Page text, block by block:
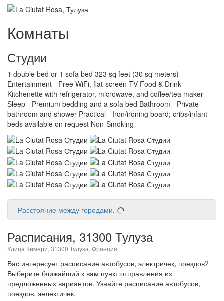
Комнаты
Студии
1 double bed or 1 sofa bed 323 sq feet (30 sq meters)
Entertainment - Free WiFi, flat-screen TV Food & Drink -
Kitchenette with refrigerator, microwave, and coffee/tea maker
Sleep - Premium bedding and a sofa bed Bathroom - Private
bathroom and shower Practical - Iron/ironing board; cribs/infant
beds available on request Non-Smoking
Расстояние между городами.
Расписания, 31300 Тулуза
Улица Кимери, 31300 Тулуза, Франция
Вас интересует расписание автобусов, электричек, поездов?
Выберите ближайший к вам пункт отправления из
предложенных вариантов. Узнайте расписание автобусов,
поездов, эелектичек.